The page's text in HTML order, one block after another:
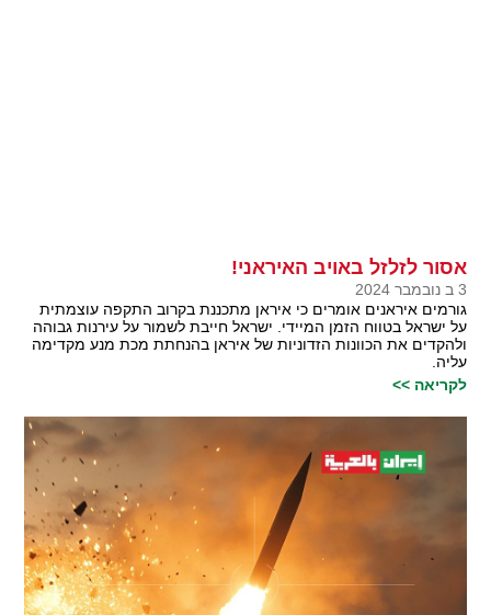
אסור לזלזל באויב האיראני!
3 ב נובמבר 2024
גורמים איראנים אומרים כי איראן מתכננת בקרוב התקפה עוצמתית
על ישראל בטווח הזמן המיידי. ישראל חייבת לשמור על עירנות גבוהה
ולהקדים את הכוונות הזדוניות של איראן בהנחתת מכת מנע מקדימה
עליה.
לקריאה >>